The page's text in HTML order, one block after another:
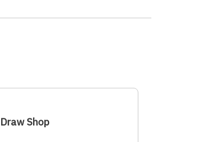
Draw Shop